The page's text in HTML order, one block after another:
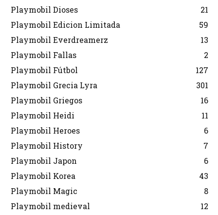
Playmobil Dioses
21
Playmobil Edicion Limitada
59
Playmobil Everdreamerz
13
Playmobil Fallas
2
Playmobil Fútbol
127
Playmobil Grecia Lyra
301
Playmobil Griegos
16
Playmobil Heidi
11
Playmobil Heroes
6
Playmobil History
7
Playmobil Japon
6
Playmobil Korea
43
Playmobil Magic
8
Playmobil medieval
12